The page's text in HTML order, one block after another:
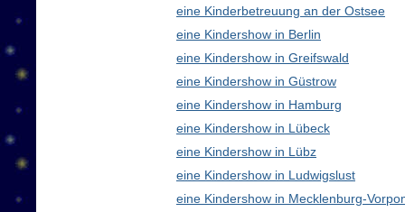
eine Kinderbetreuung an der Ostsee
eine Kindershow in Berlin
eine Kindershow in Greifswald
eine Kindershow in Güstrow
eine Kindershow in Hamburg
eine Kindershow in Lübeck
eine Kindershow in Lübz
eine Kindershow in Ludwigslust
eine Kindershow in Mecklenburg-